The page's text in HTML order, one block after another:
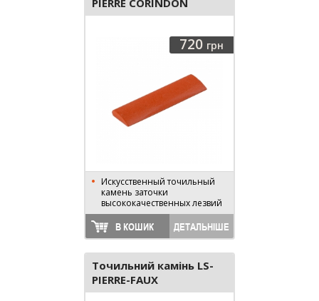
PIERRE CORINDON
720 грн
Искусственный точильный
камень заточки
высококачественных лезвий
В КОШИК ДЕТАЛЬНІШЕ
Точильний камінь LS-
PIERRE-FAUX